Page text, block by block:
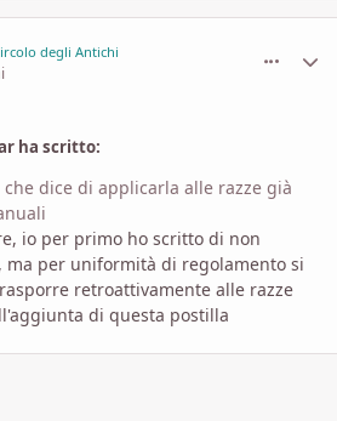
degli Antichi
ha scritto:
dice di applicarla alle razze già
io per primo ho scritto di non
ma per uniformità di regolamento si
retroattivamente alle razze
di questa postilla